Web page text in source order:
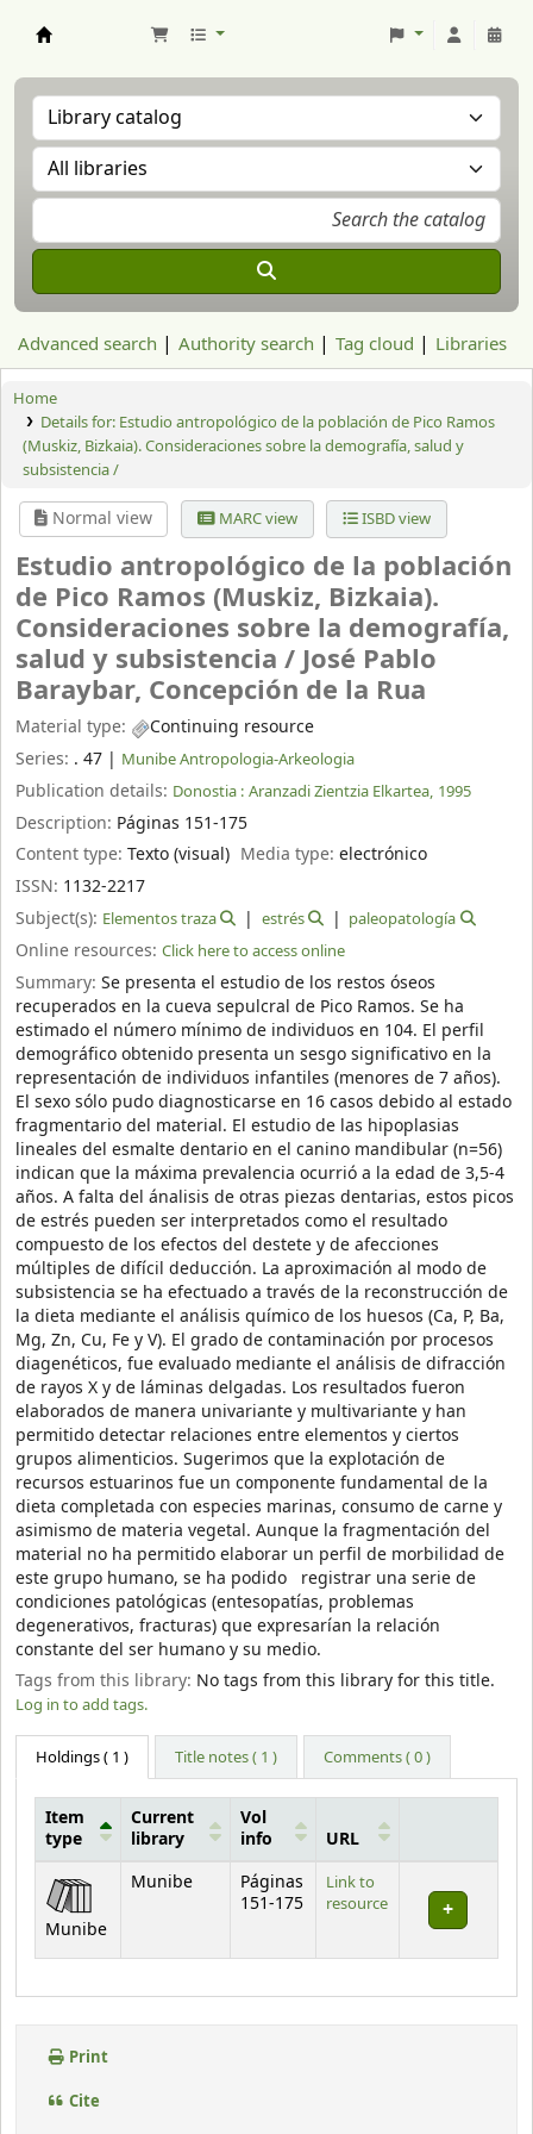
Advanced search Authority search Tag cloud Libraries
Home
Details for: Estudio antropológico de la población de Pico Ramos
(Muskiz, Bizkaia). Consideraciones sobre la demografía, salud y
subsistencia /
Normal view MARC view ISBD view
Estudio antropológico de la población
de Pico Ramos (Muskiz, Bizkaia).
Consideraciones sobre la demografía,
salud y subsistencia / José Pablo
Baraybar, Concepción de la Rua
Material type:
Continuing resource
Series: . 47 | Munibe Antropologia-Arkeologia
Publication details: Donostia : Aranzadi Zientzia Elkartea, 1995
Description: Páginas 151-175
Content type: Texto (visual) Media type:electrónico
ISSN: 1132-2217
Subject(s): Elementos traza estrés paleopatología
Online resources: Click here to access online
Summary: Se presenta el estudio de los restos óseos
recuperados en la cueva sepulcral de Pico Ramos. Se ha
estimado el número mínimo de individuos en 104. El perfil
demográfico obtenido presenta un sesgo significativo en la
representación de individuos infantiles (menores de 7 años).
El sexo sólo pudo diagnosticarse en 16 casos debido al estado
fragmentario del material. El estudio de las hipoplasias
lineales del esmalte dentario en el canino mandibular (n=56)
indican que la máxima prevalencia ocurrió a la edad de 3,5-4
años. A falta del ánalisis de otras piezas dentarias, estos picos
de estrés pueden ser interpretados como el resultado
compuesto de los efectos del destete y de afecciones
múltiples de difícil deducción. La aproximación al modo de
subsistencia se ha efectuado a través de la reconstrucción de
la dieta mediante el análisis químico de los huesos (Ca, P, Ba,
Mg, Zn, Cu, Fe y V). El grado de contaminación por procesos
diagenéticos, fue evaluado mediante el análisis de difracción
de rayos X y de láminas delgadas. Los resultados fueron
elaborados de manera univariante y multivariante y han
permitido detectar relaciones entre elementos y ciertos
grupos alimenticios. Sugerimos que la explotación de
recursos estuarinos fue un componente fundamental de la
dieta completada con especies marinas, consumo de carne y
asimismo de materia vegetal. Aunque la fragmentación del
material no ha permitido elaborar un perfil de morbilidad de
este grupo humano, se ha podido registrar una serie de
condiciones patológicas (entesopatías, problemas
degenerativos, fracturas) que expresarían la relación
constante del ser humano y su medio.
Tags from this library: No tags from this library for this title.
Log in to add tags.
Holdings( 1 ) Title notes ( 1 ) Comments ( 0 )
Holdings
Item
type
Current
library
Vol
info
URL
Munibe
Munibe
Páginas
151-175
Link to
resource
Print
Cite